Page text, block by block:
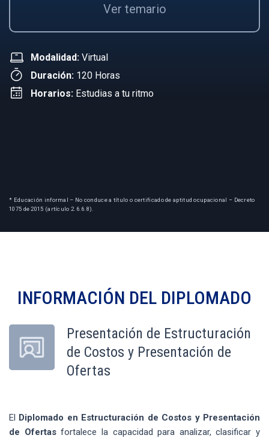
Ver temario
Modalidad: Virtual
Duración: 120 Horas
Horarios: Estudias a tu ritmo
* Educación informal – No conduce a título o certificado de aptitud ocupacional – Decreto
1075 de 2015 (artículo 2.6.6.8).
INFORMACIÓN DEL DIPLOMADO
Presentación de Estructuración
de Costos y Presentación de
Ofertas
El Diplomado en Estructuración de Costos y Presentación
de Ofertasfortalece la capacidad para analizar, clasificar y